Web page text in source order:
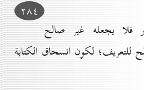
۲۸٤
فلا يجعله غير صالح
لكون انسحاق الكتابة